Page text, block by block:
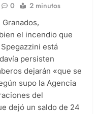
0 2 minutos
el incendio que
está
persisten
dejarán «que se
supo la Agencia
del
dejó un saldo de 24